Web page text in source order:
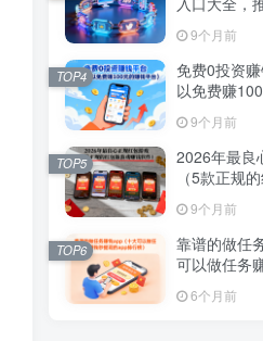
9个月前
免费0投资
以免费赚
9个月前
TOP4
2026年最良
（5款正规
9个月前
TOP5
靠谱的做任
可以做任务
6个月前
TOP6